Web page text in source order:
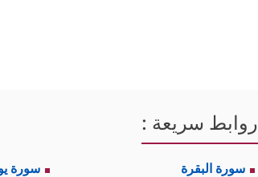
روابط سريعة :
سورة البقرة سورة